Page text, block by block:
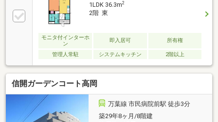
1LDK 36.3m2
2階 東
モニタ付インターホ
ン
即入居可 所有権
管理人常駐 システムキッチン 2階以上
信開ガーデンコート高岡
万葉線 市民病院前駅 徒歩3分
築29年8ヶ月/8階建